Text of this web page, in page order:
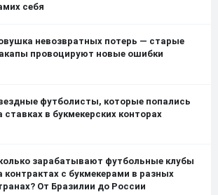
себя
невозвратных потерь — старые
провоцируют новые ошибки
футболисты, которые попались
ставках в букмекерских конторах
зарабатывают футбольные клубы
контрактах с букмекерами в разных
От Бразилии до России